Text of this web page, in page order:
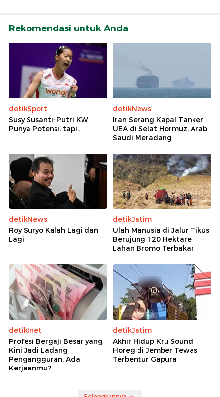
Rekomendasi untuk Anda
detikSport
Susy Susanti: Putri KW
Punya Potensi, tapi...
detikNews
Iran Serang Kapal Tanker
UEA di Selat Hormuz, Arab
Saudi Meradang
detikNews
Roy Suryo Kalah Lagi dan
Lagi
detikJatim
Ulah Manusia di Jalur Tikus
Berujung 120 Hektare
Lahan Bromo Terbakar
detikInet
Profesi Bergaji Besar yang
Kini Jadi Ladang
Pengangguran, Ada
Kerjaanmu?
detikJatim
Akhir Hidup Kru Sound
Horeg di Jember Tewas
Terbentur Gapura